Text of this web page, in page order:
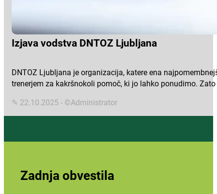
Izjava vodstva DNTOZ Ljubljana
DNTOZ Ljubljana je organizacija, katere ena
trenerjem za kakršnokoli pomoč, ki jo lahko ponudimo.
✎ 22.10.2025 - ©Administrator
Zadnja obvestila